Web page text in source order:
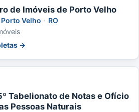
de Imóveis de Porto Velho
Porto Velho · RO
→
Tabelionato de Notas e Ofício
Pessoas Naturais